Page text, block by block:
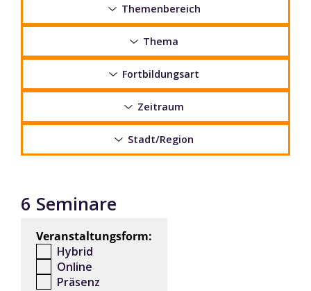
Themenbereich
Thema
Fortbildungsart
Zeitraum
Stadt/Region
6 Seminare
Veranstaltungsform:
Hybrid
Online
Präsenz